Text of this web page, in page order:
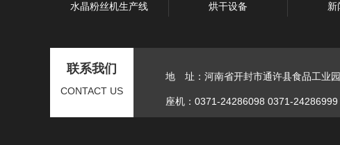
水晶粉丝机生产线
烘干设备
新
联系我们
CONTACT US
地 址：河南省开封市通许县食品工业
座机：0371-24286098 0371-24286999